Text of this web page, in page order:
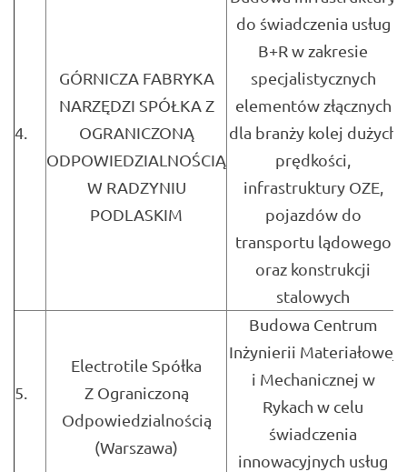
4.
GÓRNICZA FABRYKA
NARZĘDZI SPÓŁKA Z
OGRANICZONĄ
ODPOWIEDZIALNOŚCIĄ
W RADZYNIU
PODLASKIM
do świadczenia usług
B+R w zakresie
specjalistycznych
elementów złącznych
dla branży kolej dużych
prędkości,
infrastruktury OZE,
pojazdów do
transportu lądowego
oraz konstrukcji
stalowych
5.
Electrotile Spółka
Z Ograniczoną
Odpowiedzialnością
(Warszawa)
Budowa Centrum
Inżynierii Materiałowej
i Mechanicznej w
Rykach w celu
świadczenia
innowacyjnych usług